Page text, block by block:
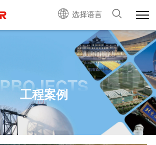
选择语言
PROJECTS
工程案例